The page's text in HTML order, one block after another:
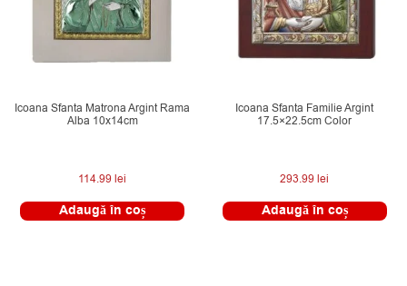
Icoana Sfanta Matrona Argint Rama
Alba 10x14cm
114.99lei
Adaugă în coș
Icoana Sfanta Familie Argint
17.5×22.5cm Color
293.99lei
Adaugă în coș